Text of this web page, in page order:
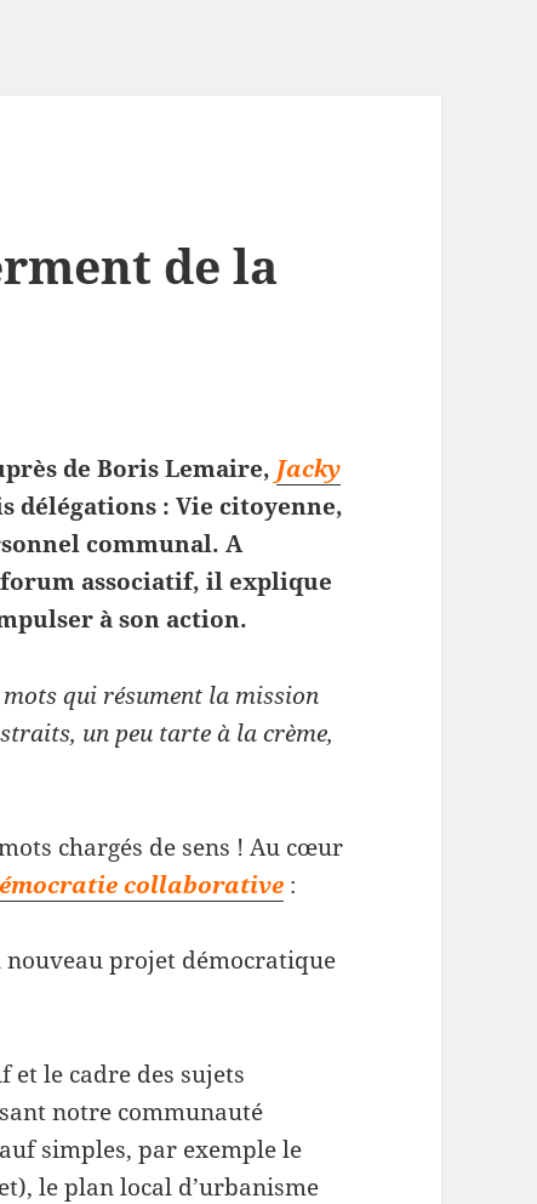
de la
de Boris Lemaire, Jacky
délégations : Vie citoyenne,
communal. A
associatif, il explique
à son action.
qui résument la mission
un peu tarte à la crème,
chargés de sens ! Au cœur
collaborative :
projet démocratique
le cadre des sujets
notre communauté
simples, par exemple le
le plan local d’urbanisme